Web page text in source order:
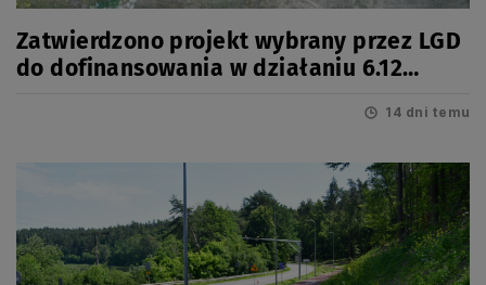
Zatwierdzono projekt wybrany przez LGD
do dofinansowania w działaniu 6.12
14 dni temu